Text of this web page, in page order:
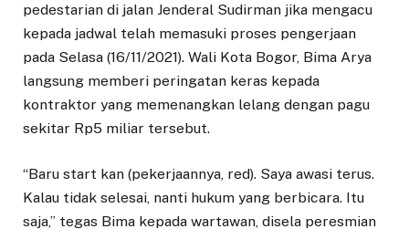
pedestarian di jalan Jenderal Sudirman jika mengacu
kepada jadwal telah memasuki proses pengerjaan
pada Selasa (16/11/2021). Wali Kota Bogor, Bima Arya
langsung memberi peringatan keras kepada
kontraktor yang memenangkan lelang dengan pagu
sekitar Rp5 miliar tersebut.
“Baru start kan (pekerjaannya, red). Saya awasi terus.
Kalau tidak selesai, nanti hukum yang berbicara. Itu
saja,” tegas Bima kepada wartawan, disela peresmian